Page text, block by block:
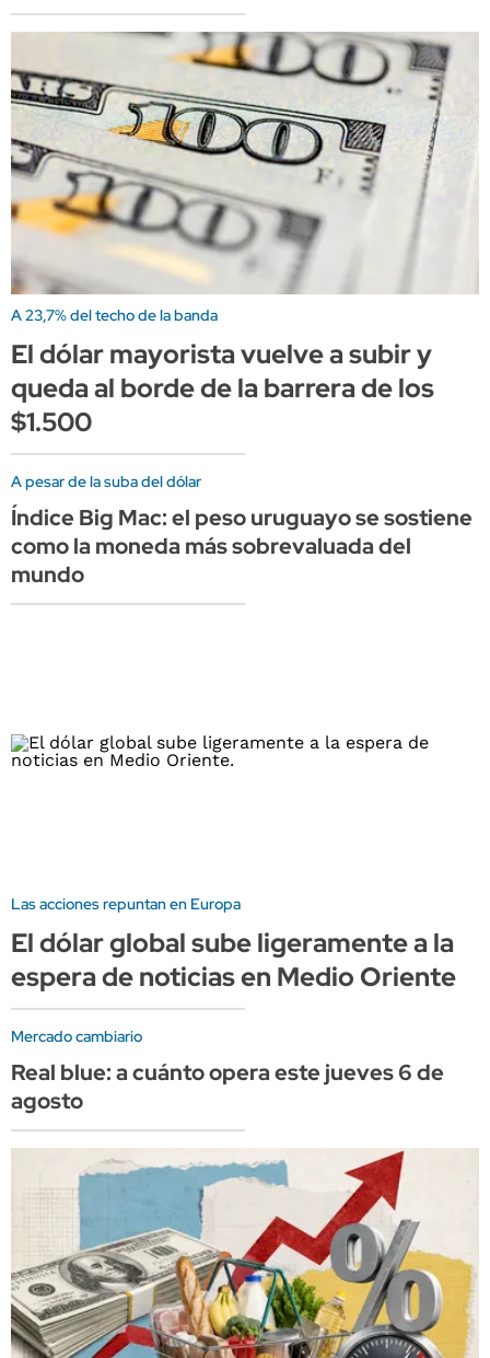
A 23,7% del techo de la banda
El dólar mayorista vuelve a subir y
queda al borde de la barrera de los
$1.500
A pesar de la suba del dólar
Índice Big Mac: el peso uruguayo se sostiene
como la moneda más sobrevaluada del
mundo
Las acciones repuntan en Europa
El dólar global sube ligeramente a la
espera de noticias en Medio Oriente
Mercado cambiario
Real blue: a cuánto opera este jueves 6 de
agosto